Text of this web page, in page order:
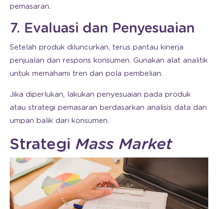
pemasaran.
7. Evaluasi dan Penyesuaian
Setelah produk diluncurkan, terus pantau kinerja
penjualan dan respons konsumen. Gunakan alat analitik
untuk memahami tren dan pola pembelian.
Jika diperlukan, lakukan penyesuaian pada produk
atau strategi pemasaran berdasarkan analisis data dan
umpan balik dari konsumen.
Strategi Mass Market